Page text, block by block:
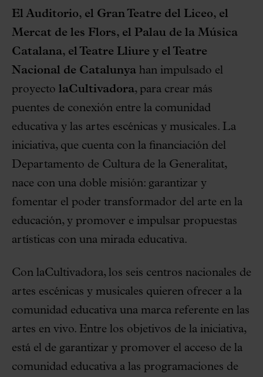
El Auditorio, el Gran Teatre del Liceo, el
Mercat de les Flors, el Palau de la Música
Catalana, el Teatre Lliure y el Teatre
Nacional de Catalunya han impulsado el
proyecto laCultivadora, para crear más
puentes de conexión entre la comunidad
educativa y las artes escénicas y musicales. La
iniciativa, que cuenta con la financiación del
Departamento de Cultura de la Generalitat,
nace con una doble misión: garantizar y
fomentar el poder transformador del arte en la
educación, y promover e impulsar propuestas
artísticas con una mirada educativa.
Con laCultivadora, los seis centros nacionales de
artes escénicas y musicales quieren ofrecer a la
comunidad educativa una marca referente en las
artes en vivo. Entre los objetivos de la iniciativa,
está el de garantizar y promover el acceso de la
comunidad educativa a las programaciones de